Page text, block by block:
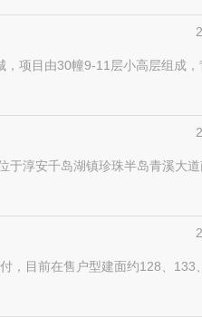
，项目由30幢9-11层小高层组成
于淳安千岛湖镇珍珠半岛青溪大
，目前在售户型建面约128、133